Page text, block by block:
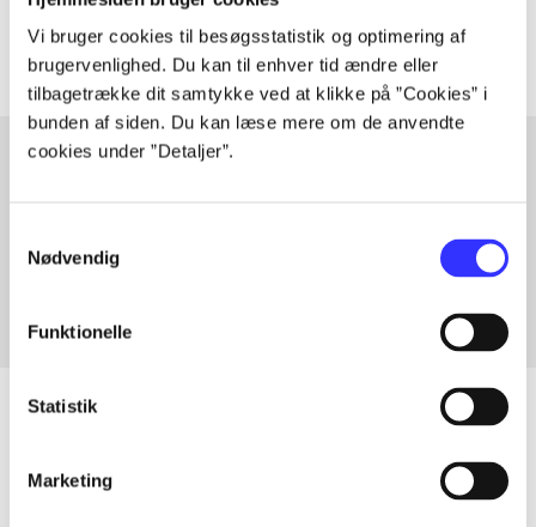
Vi bruger cookies til besøgsstatistik og optimering af
brugervenlighed. Du kan til enhver tid ændre eller
tilbagetrække dit samtykke ved at klikke på ”Cookies” i
bunden af siden. Du kan læse mere om de anvendte
cookies under ”Detaljer”.
Nødvendig
Funktionelle
Statistik
Marketing
Fra
Artikler